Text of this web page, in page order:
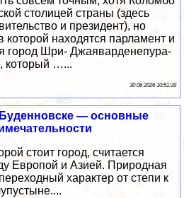
столицей страны (здесь
и президент), но
находятся парламент и
город Шри- Джаяварденепура-
который …...
30 06 2026 10:51:39
— основные
стоит город, считается
Европой и Азией. Природная
характер от степи к